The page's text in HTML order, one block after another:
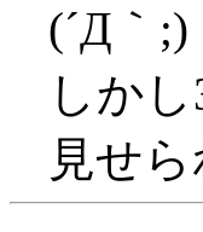
(´Д｀;)
しか
見せ